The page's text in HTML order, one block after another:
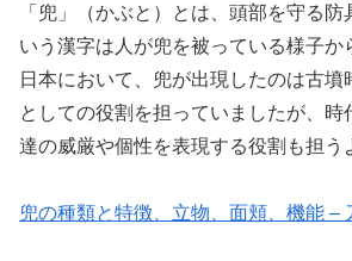
「兜」（かぶと）とは、頭部を守る防
いう漢字は人が兜を被っている様子か
日本において、兜が出現したのは古墳
としての役割を担っていましたが、時
達の威厳や個性を表現する役割も担う
兜の種類と特徴、立物、面頬、機能 –